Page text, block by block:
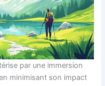
par une immersion
minimisant son impact